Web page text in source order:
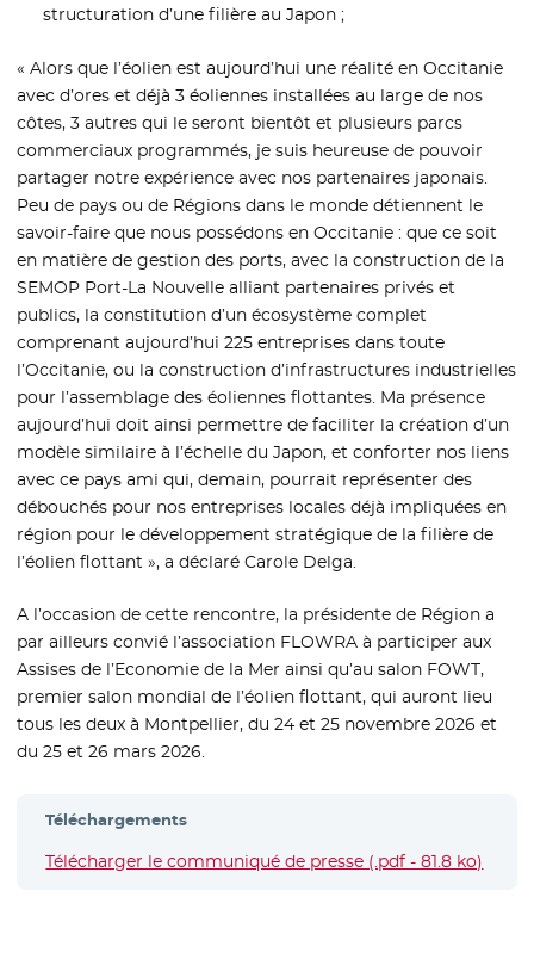
structuration d’une filière au Japon ;
« Alors que l’éolien est aujourd’hui une réalité en Occitanie
avec d’ores et déjà 3 éoliennes installées au large de nos
côtes, 3 autres qui le seront bientôt et plusieurs parcs
commerciaux programmés, je suis heureuse de pouvoir
partager notre expérience avec nos partenaires japonais.
Peu de pays ou de Régions dans le monde détiennent le
savoir-faire que nous possédons en Occitanie : que ce soit
en matière de gestion des ports, avec la construction de la
SEMOP Port-La Nouvelle alliant partenaires privés et
publics, la constitution d’un écosystème complet
comprenant aujourd’hui 225 entreprises dans toute
l’Occitanie, ou la construction d’infrastructures industrielles
pour l’assemblage des éoliennes flottantes. Ma présence
aujourd’hui doit ainsi permettre de faciliter la création d’un
modèle similaire à l’échelle du Japon, et conforter nos liens
avec ce pays ami qui, demain, pourrait représenter des
débouchés pour nos entreprises locales déjà impliquées en
région pour le développement stratégique de la filière de
l’éolien flottant », a déclaré Carole Delga.
A l’occasion de cette rencontre, la présidente de Région a
par ailleurs convié l’association FLOWRA à participer aux
Assises de l’Economie de la Mer ainsi qu’au salon FOWT,
premier salon mondial de l’éolien flottant, qui auront lieu
tous les deux à Montpellier, du 24 et 25 novembre 2026 et
du 25 et 26 mars 2026.
Téléchargements
Télécharger le communiqué de presse (.pdf - 81.8 ko)